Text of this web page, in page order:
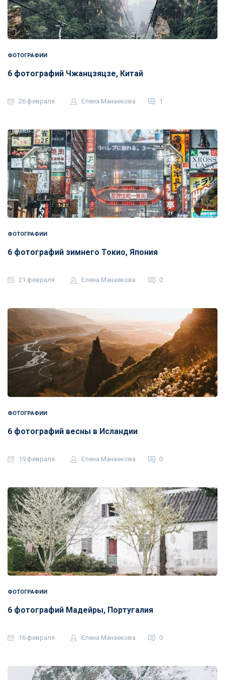
ФОТОГРАФИИ
6 фотографий Чжанцзяцзе, Китай
26 февраля Елена Манаекова 1
ФОТОГРАФИИ
6 фотографий зимнего Токио, Япония
21 февраля Елена Манаекова 0
ФОТОГРАФИИ
6 фотографий весны в Исландии
19 февраля Елена Манаекова 0
ФОТОГРАФИИ
6 фотографий Мадейры, Португалия
16 февраля Елена Манаекова 0